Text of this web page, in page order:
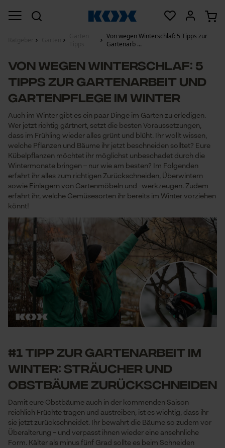
Von wegen Winterschlaf: 5 Tipps zur
Gartenarb ...
Von wegen Winterschlaf: 5
Tipps zur Gartenarbeit und
Gartenpflege im Winter
Auch im Winter gibt es ein paar Dinge im Garten zu erledigen.
Wer jetzt richtig gärtnert, setzt die besten Voraussetzungen,
dass im Frühling wieder alles grünt und blüht. Ihr wollt wissen,
welche Pflanzen und Bäume ihr jetzt beschneiden solltet? Eure
Kübelpflanzen möchtet ihr möglichst unbeschadet durch die
Wintermonate bringen – nur wie am besten? Im Folgenden
erfahrt ihr alles zum richtigen Zurückschneiden, Überwintern
sowie Einlagern von Gartenmöbeln und -werkzeugen. Zudem
erfahrt ihr, welche Gemüsesorten ihr bereits im Winter vorziehen
könnt!
#1 Tipp zur Gartenarbeit im
Winter: Sträucher und
Obstbäume zurückschneiden
Damit eure Obstbäume auch in der kommenden Saison
reichlich Früchte tragen und austreiben, ist es wichtig, dass ihr
sie jetzt zurückschneidet. Ihr bewahrt die Bäume so zudem vor
Überalterung – und verpasst ihnen wieder eine ansehnliche
Form. Kälter als minus fünf Grad sollte es beim Schneiden